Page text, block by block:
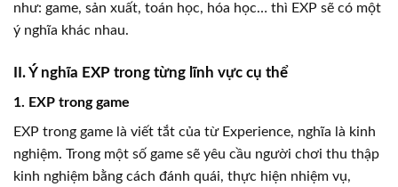
như: game, sản xuất, toán học, hóa học… thì EXP sẽ có một
ý nghĩa khác nhau.
II. Ý nghĩa EXP trong từng lĩnh vực cụ thể
1. EXP trong game
EXP trong game là viết tắt của từ Experience, nghĩa là kinh
nghiệm. Trong một số game sẽ yêu cầu người chơi thu thập
kinh nghiệm bằng cách đánh quái, thực hiện nhiệm vụ,